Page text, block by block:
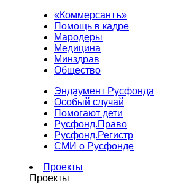
«Коммерсантъ»
Помощь в кадре
Мародеры
Медицина
Минздрав
Общество
Эндаумент Русфонда
Особый случай
Помогают дети
Русфонд.Право
Русфонд.Регистр
СМИ о Русфонде
Проекты
Проекты